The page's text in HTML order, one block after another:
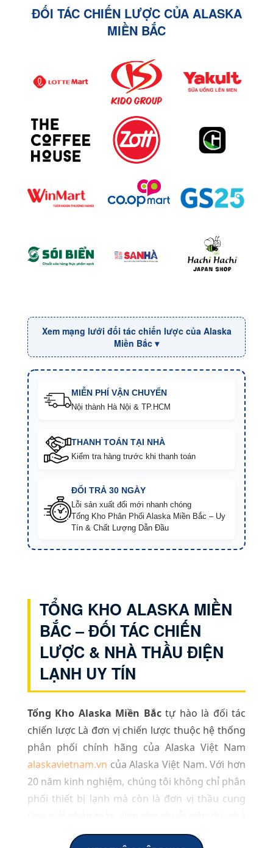
ĐỐI TÁC CHIẾN LƯỢC CỦA ALASKA
MIỀN BẮC
Xem mạng lưới đối tác chiến lược của Alaska
Miền Bắc ▾
MIỄN PHÍ VẬN CHUYỂN
Nội thành Hà Nội & TP.HCM
THANH TOÁN TẠI NHÀ
Kiểm tra hàng trước khi thanh toán
ĐỔI TRẢ 30 NGÀY
Lỗi sản xuất đổi mới nhanh chóng
Tổng Kho Phân Phối Alaska Miền Bắc – Uy
Tín & Chất Lượng Dẫn Đầu
TỔNG KHO ALASKA MIỀN
BẮC – ĐỐI TÁC CHIẾN
LƯỢC & NHÀ THẦU ĐIỆN
LẠNH UY TÍN
Tổng Kho Alaska Miền Bắctự hào là đối tác
chiến lược Là đơn vị chiến lược thuộc hệ thống
phân phối chính hãng của Alaska Việt Nam
alaskavietnam.vn của Alaska Việt Nam. Với hơn
20 năm kinh nghiệm, chúng tôi không chỉ phân
phối thiết bị lạnh mà còn là đơn vị thầu cung
hàng, khách sạn và các dự án công nghiệp quy